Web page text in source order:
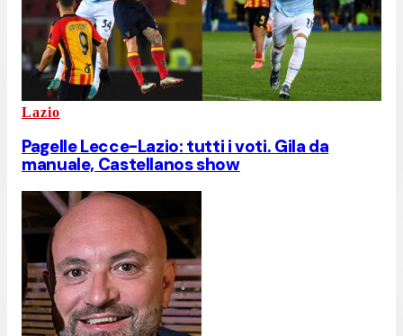
Lazio
Pagelle Lecce-Lazio: tutti i voti. Gila da
manuale, Castellanos show